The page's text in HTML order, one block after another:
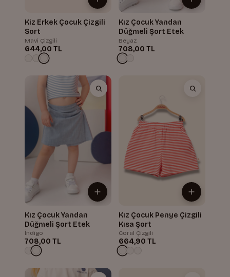
Kiz Erkek Çocuk Çizgili
Sort
Mavi Çizgili
644,00 TL
Kız Çocuk Yandan
Düğmeli Şort Etek
Beyaz
708,00 TL
Kız Çocuk Yandan
Düğmeli Şort Etek
İndigo
708,00 TL
Kız Çocuk Penye Çizgili
Kısa Şort
Coral Çizgili
664,90 TL